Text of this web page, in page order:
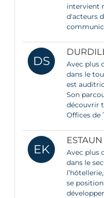
intervient
d'acteurs
DS
Avec plus
dans le
est
Son
découvrir
Offices de
EK
Avec plus
dans le
se